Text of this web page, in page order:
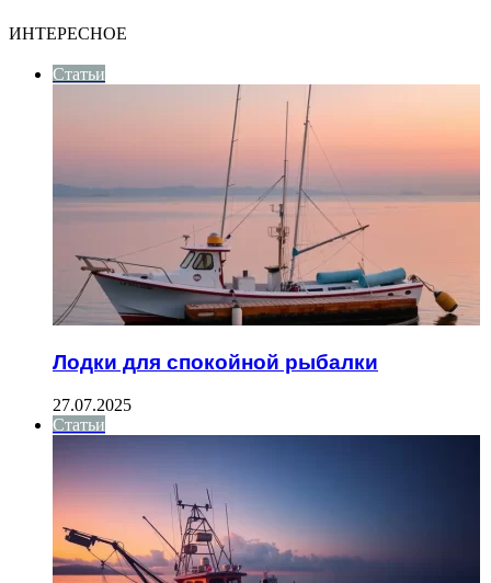
ИНТЕРЕСНОЕ
Статьи
Лодки для спокойной рыбалки
27.07.2025
Статьи